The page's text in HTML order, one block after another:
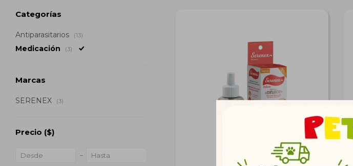
Categorías
Antiparasitarios (13)
Medicación (3)
Marcas
SERENEX (3)
Precio ($)